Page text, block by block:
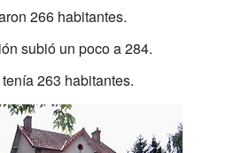
266 habitantes.
subió un poco a 284.
263 habitantes.